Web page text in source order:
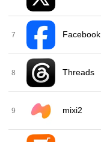
7 Facebook
8 Threads
9 mixi2